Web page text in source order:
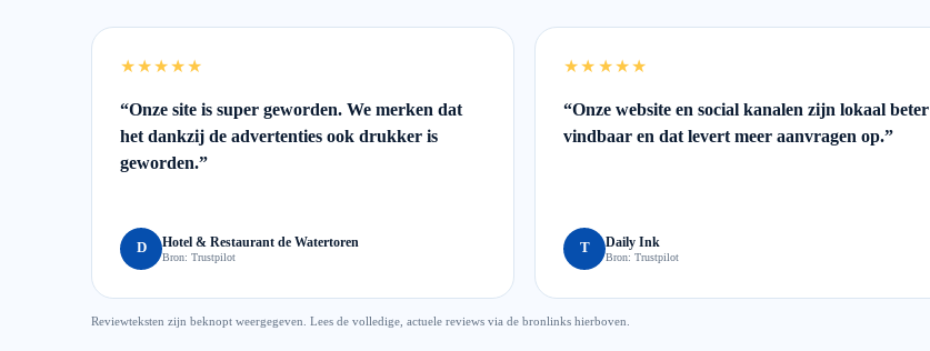
★★★★★
“Onze site is super geworden. We merken dat
het dankzij de advertenties ook drukker is
geworden.”
D Hotel & Restaurant de Watertoren
Bron: Trustpilot
★★★★★
“Onze website en social kanalen zijn lokaal beter
vindbaar en dat levert meer aanvragen op.”
T Daily Ink
Bron:Trustpilot
Reviewteksten zijn beknopt weergegeven. Lees de volledige, actuele reviews via de bronlinks hierboven.